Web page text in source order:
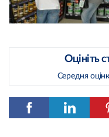
Оцініть
Середня